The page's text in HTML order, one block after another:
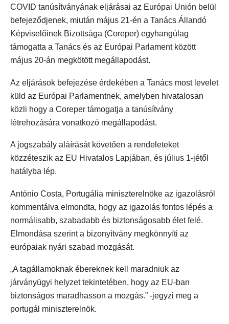
COVID tanúsítványának eljárásai az Európai Unión belül
befejeződjenek, miután május 21-én a Tanács Állandó
Képviselőinek Bizottsága (Coreper) egyhangúlag
támogatta a Tanács és az Európai Parlament között
május 20-án megkötött megállapodást.
Az eljárások befejezése érdekében a Tanács most levelet
küld az Európai Parlamentnek, amelyben hivatalosan
közli hogy a Coreper támogatja a tanúsítvány
létrehozására vonatkozó megállapodást.
A jogszabály aláírását követően a rendeleteket
közzéteszik az EU Hivatalos Lapjában, és július 1-jétől
hatályba lép.
António Costa, Portugália miniszterelnöke az igazolásról
kommentálva elmondta, hogy az igazolás fontos lépés a
normálisabb, szabadabb és biztonságosabb élet felé.
Elmondása szerint a bizonyítvány megkönnyíti az
európaiak nyári szabad mozgását.
„A tagállamoknak ébereknek kell maradniuk az
járványügyi helyzet tekintetében, hogy az EU-ban
biztonságos maradhasson a mozgás.” -jegyzi meg a
portugál miniszterelnök.